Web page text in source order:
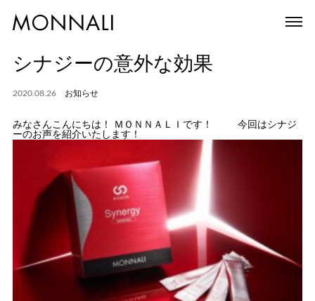
シナジーの意外な効果
2020.08.26 お知らせ
みなさんこんにちは！ ＭＯＮＮＡＬＩです！ 今回はシナジ
ーのお声を紹介いたします！